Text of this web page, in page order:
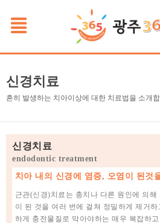
신경치료
흔히 발생하는 치아이상에 대한 치료법을 소개
신경치료
endodontic treatment
치아 내의 신경에 염증, 오염이 된것
근관(신경)치료는 충치나 다른 원인에 의해
이 된 것을 여러 번에 걸쳐 정밀하게 제거
하게 충전물질로 막아야하는 매우 복잡하